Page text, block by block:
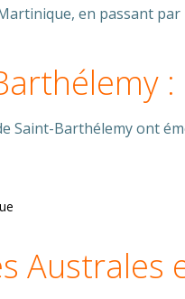
en passant
Saint-Barthélemy ont
Australes